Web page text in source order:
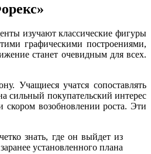
изучают классические фигуры
графическими построениями,
станет очевидным для всех.
Учащиеся учатся сопоставлять
сильный покупательский интерес
скором возобновлении роста. Эти
знать, где он выйдет из
установленного плана